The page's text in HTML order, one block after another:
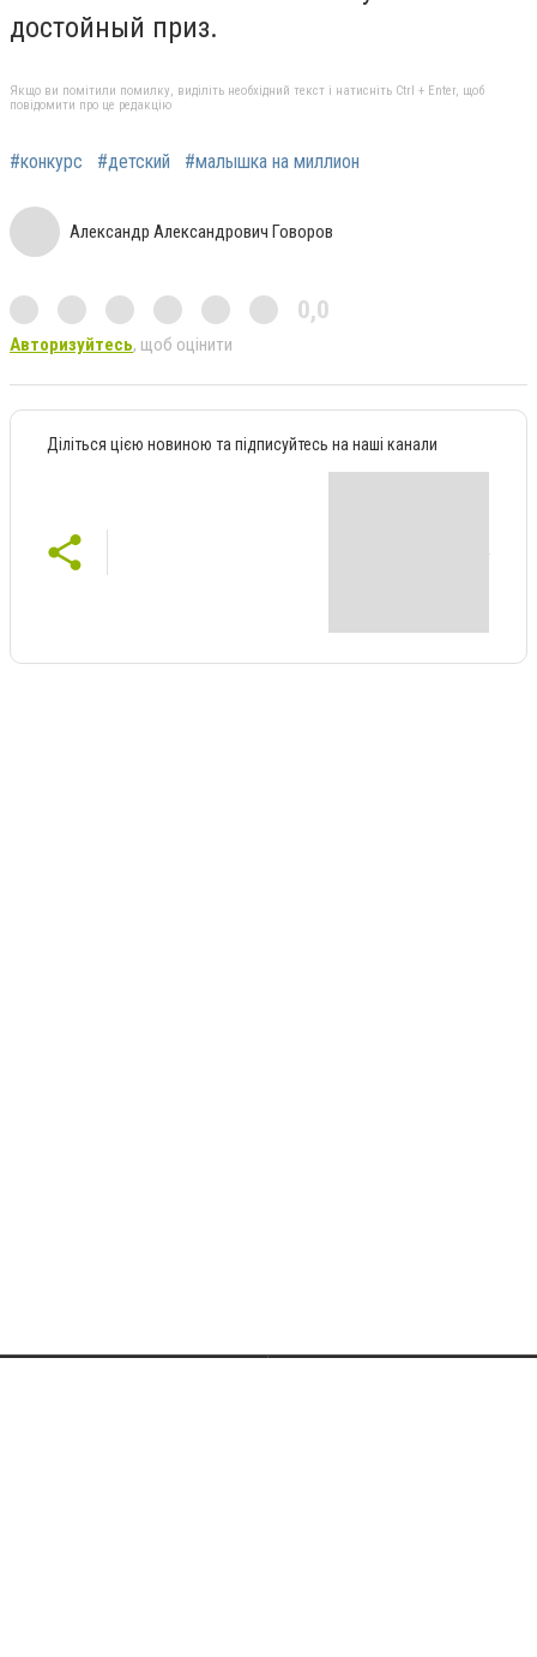
достойный приз.
Якщо ви помітили помилку, виділіть необхідний текст і натисніть Ctrl + Enter, щоб
повідомити про це редакцію
#конкурс #детский #малышка на миллион
Александр Александрович Говоров
0,0
Авторизуйтесь, щоб оцінити
Діліться цією новиною та підписуйтесь на наші канали